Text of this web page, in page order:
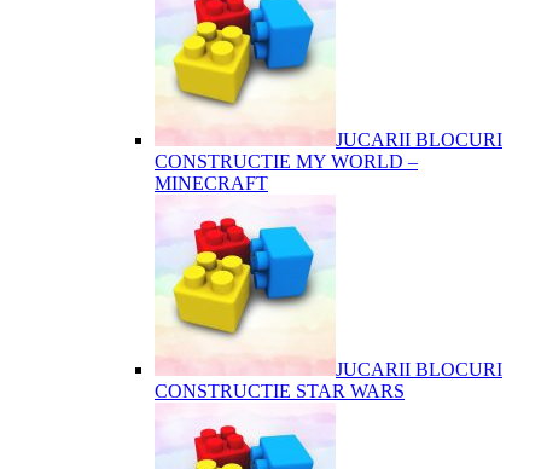
JUCARII BLOCURI
CONSTRUCTIE MY WORLD –
MINECRAFT
JUCARII BLOCURI
CONSTRUCTIE STAR WARS